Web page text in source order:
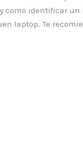
como identificar
laptop. Te